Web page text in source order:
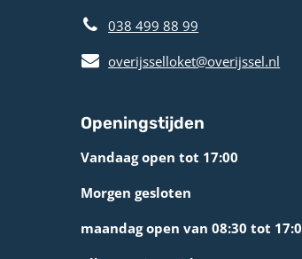
038 499 88 99
overijsselloket@overijssel.nl
Openingstijden
Vandaag open tot 17:00
Morgen gesloten
maandag open van 08:30 tot